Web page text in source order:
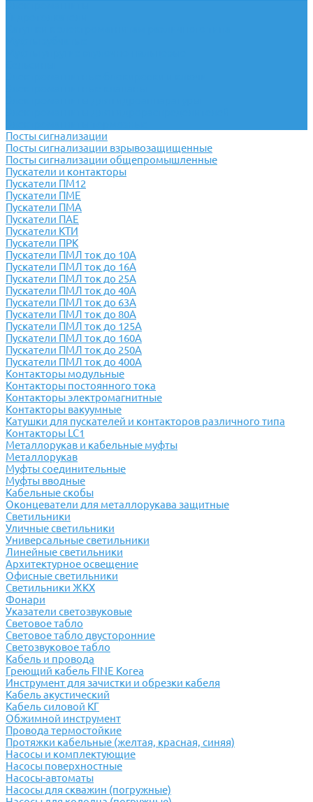
Посты сигнализации
Посты сигнализации взрывозащищенные
Посты сигнализации общепромышленные
Пускатели и контакторы
Пускатели ПМ12
Пускатели ПМЕ
Пускатели ПМА
Пускатели ПАЕ
Пускатели КТИ
Пускатели ПРК
Пускатели ПМЛ ток до 10А
Пускатели ПМЛ ток до 16А
Пускатели ПМЛ ток до 25А
Пускатели ПМЛ ток до 40А
Пускатели ПМЛ ток до 63А
Пускатели ПМЛ ток до 80А
Пускатели ПМЛ ток до 125А
Пускатели ПМЛ ток до 160А
Пускатели ПМЛ ток до 250А
Пускатели ПМЛ ток до 400А
Контакторы модульные
Контакторы постоянного тока
Контакторы электромагнитные
Контакторы вакуумные
Катушки для пускателей и контакторов различного типа
Контакторы LC1
Металлорукав и кабельные муфты
Металлорукав
Муфты соединительные
Муфты вводные
Кабельные скобы
Оконцеватели для металлорукава защитные
Светильники
Уличные светильники
Универсальные светильники
Линейные светильники
Архитектурное освещение
Офисные светильники
Светильники ЖКХ
Фонари
Указатели светозвуковые
Световое табло
Световое табло двусторонние
Светозвуковое табло
Кабель и провода
Греющий кабель FINE Korea
Инструмент для зачистки и обрезки кабеля
Кабель акустический
Кабель силовой КГ
Обжимной инструмент
Провода термостойкие
Протяжки кабельные (желтая, красная, синяя)
Насосы и комплектующие
Насосы поверхностные
Насосы-автоматы
Насосы для скважин (погружные)